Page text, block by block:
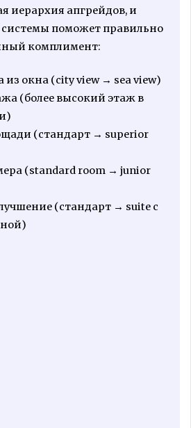
иерархия апгрейдов, и
поможет правильно
комплимент:
из окна (city view → sea view)
(более высокий этаж в
(стандарт → superior
(standard room → junior
(стандарт → suite с